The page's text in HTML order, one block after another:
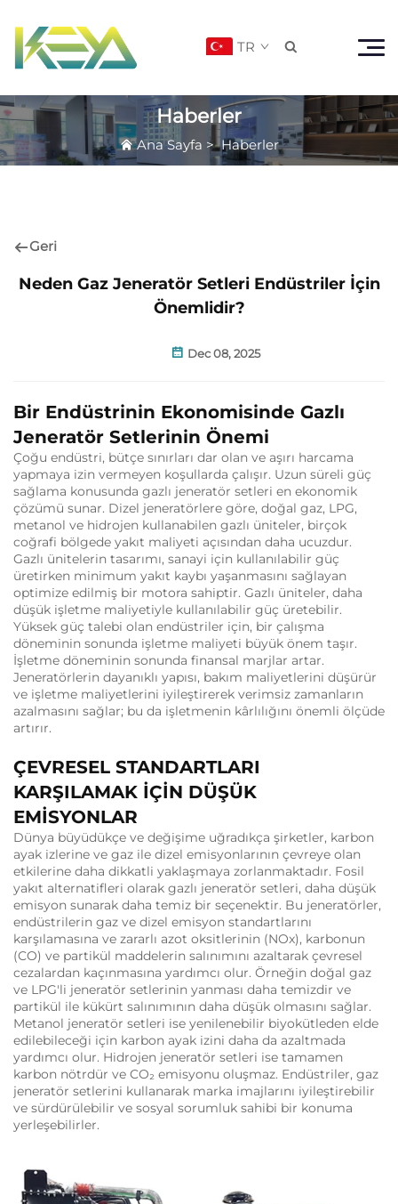
TR 
Haberler
Ana Sayfa >Haberler
Geri
Neden Gaz Jeneratör Setleri Endüstriler İçin
Önemlidir?
Dec 08, 2025
Bir Endüstrinin Ekonomisinde Gazlı
Jeneratör Setlerinin Önemi
Çoğu endüstri, bütçe sınırları dar olan ve aşırı harcama
yapmaya izin vermeyen koşullarda çalışır. Uzun süreli güç
sağlama konusunda gazlı jeneratör setleri en ekonomik
çözümü sunar. Dizel jeneratörlere göre, doğal gaz, LPG,
metanol ve hidrojen kullanabilen gazlı üniteler, birçok
coğrafi bölgede yakıt maliyeti açısından daha ucuzdur.
Gazlı ünitelerin tasarımı, sanayi için kullanılabilir güç
üretirken minimum yakıt kaybı yaşanmasını sağlayan
optimize edilmiş bir motora sahiptir. Gazlı üniteler, daha
düşük işletme maliyetiyle kullanılabilir güç üretebilir.
Yüksek güç talebi olan endüstriler için, bir çalışma
döneminin sonunda işletme maliyeti büyük önem taşır.
İşletme döneminin sonunda finansal marjlar artar.
Jeneratörlerin dayanıklı yapısı, bakım maliyetlerini düşürür
ve işletme maliyetlerini iyileştirerek verimsiz zamanların
azalmasını sağlar; bu da işletmenin kârlılığını önemli ölçüde
artırır.
ÇEVRESEL STANDARTLARI
KARŞILAMAK İÇİN DÜŞÜK
EMİSYONLAR
Dünya büyüdükçe ve değişime uğradıkça şirketler, karbon
ayak izlerine ve gaz ile dizel emisyonlarının çevreye olan
etkilerine daha dikkatli yaklaşmaya zorlanmaktadır. Fosil
yakıt alternatifleri olarak gazlı jeneratör setleri, daha düşük
emisyon sunarak daha temiz bir seçenektir. Bu jeneratörler,
endüstrilerin gaz ve dizel emisyon standartlarını
karşılamasına ve zararlı azot oksitlerinin (NOx), karbonun
(CO) ve partikül maddelerin salınımını azaltarak çevresel
cezalardan kaçınmasına yardımcı olur. Örneğin doğal gaz
ve LPG'li jeneratör setlerinin yanması daha temizdir ve
partikül ile kükürt salınımının daha düşük olmasını sağlar.
Metanol jeneratör setleri ise yenilenebilir biyokütleden elde
edilebileceği için karbon ayak izini daha da azaltmada
yardımcı olur. Hidrojen jeneratör setleri ise tamamen
karbon nötrdür ve CO₂ emisyonu oluşmaz. Endüstriler, gaz
jeneratör setlerini kullanarak marka imajlarını iyileştirebilir
ve sürdürülebilir ve sosyal sorumluk sahibi bir konuma
yerleşebilirler.